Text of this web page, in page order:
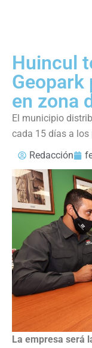
Huincul
Geopark
en zona
El municipio
cada 15 días a los
Redacción
La empresa será